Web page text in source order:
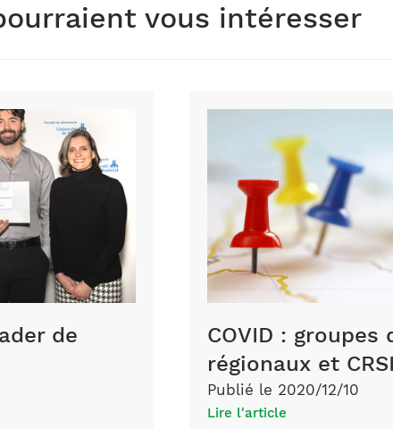
vous intéresser
de
COVID : groupes
régionaux et
Publié le 2020/12/10
Lire l'article